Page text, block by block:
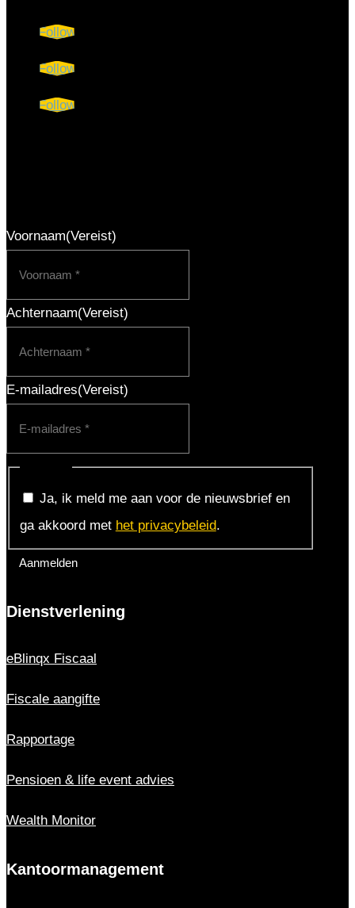
Follow
Follow
Follow
Voornaam(Vereist)
Achternaam(Vereist)
E-mailadres(Vereist)
Ja, ik meld me aan voor de nieuwsbrief en
ga akkoord met het privacybeleid.
Dienstverlening
eBlinqx Fiscaal
Fiscale aangifte
Rapportage
Pensioen & life event advies
Wealth Monitor
Kantoor­management